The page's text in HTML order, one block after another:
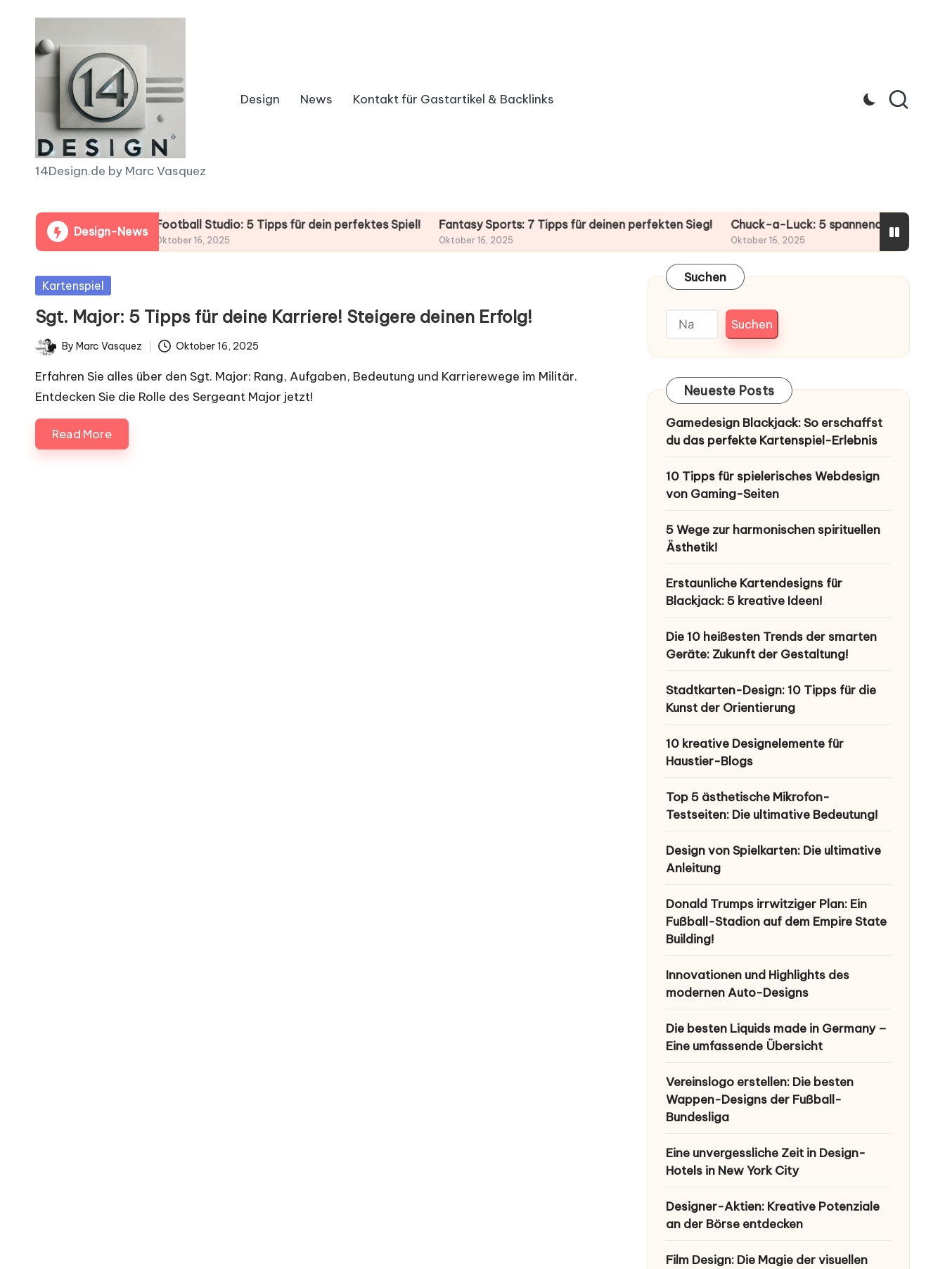
1
4
D
e
s
i
g
n
.
d
14Design.de by Marc Vasquez
Design News Kontakt für Gastartikel & Backlinks
Design-News
Gewinn! Football Studio: 5 Tipps für dein perfektes Spiel!
Oktober 16, 2025
Fantasy Sports: 7 Tipps für deinen perfekten Sieg!
Oktober 16, 2025
Chuck-a-Luck: 5 spannende Strategien für
Oktober 16, 2025
Posted
Kartenspiel
Sgt. Major: 5 Tipps für deine Karriere! Steigere deinen Erfolg!
Posted
by
By Marc Vasquez Oktober 16, 2025
Erfahren Sie alles über den Sgt. Major: Rang, Aufgaben, Bedeutung und Karrierewege im Militär.
Entdecken Sie die Rolle des Sergeant Major jetzt!
Read More
Suchen
Suchen
Neueste Posts
Gamedesign Blackjack: So erschaffst
du das perfekte Kartenspiel-Erlebnis
10 Tipps für spielerisches Webdesign
von Gaming-Seiten
5 Wege zur harmonischen spirituellen
Ästhetik!
Erstaunliche Kartendesigns für
Blackjack: 5 kreative Ideen!
Die 10 heißesten Trends der smarten
Geräte: Zukunft der Gestaltung!
Stadtkarten-Design: 10 Tipps für die
Kunst der Orientierung
10 kreative Designelemente für
Haustier-Blogs
Top 5 ästhetische Mikrofon-
Testseiten: Die ultimative Bedeutung!
Design von Spielkarten: Die ultimative
Anleitung
Donald Trumps irrwitziger Plan: Ein
Fußball-Stadion auf dem Empire State
Building!
Innovationen und Highlights des
modernen Auto-Designs
Die besten Liquids made in Germany –
Eine umfassende Übersicht
Vereinslogo erstellen: Die besten
Wappen-Designs der Fußball-
Bundesliga
Eine unvergessliche Zeit in Design-
Hotels in New York City
Designer-Aktien: Kreative Potenziale
an der Börse entdecken
Film Design: Die Magie der visuellen